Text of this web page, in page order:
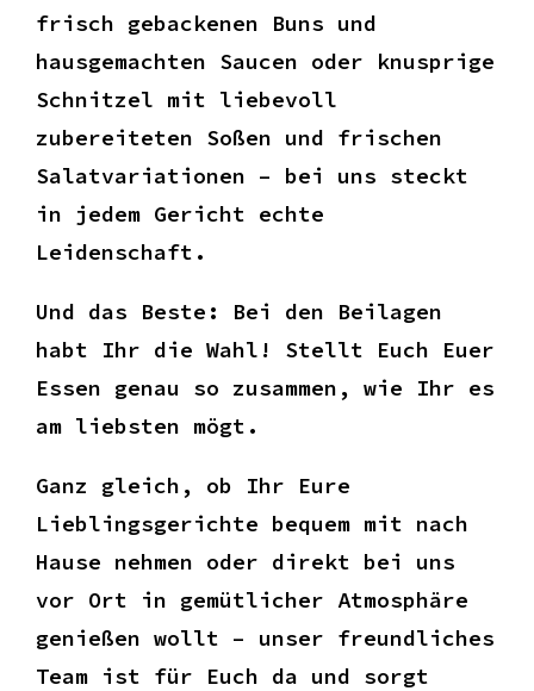
frisch gebackenen Buns und
hausgemachten Saucen oder knusprige
Schnitzel mit liebevoll
zubereiteten Soßen und frischen
Salatvariationen – bei uns steckt
in jedem Gericht echte
Leidenschaft.
Und das Beste: Bei den Beilagen
habt Ihr die Wahl! Stellt Euch Euer
Essen genau so zusammen, wie Ihr es
am liebsten mögt.
Ganz gleich, ob Ihr Eure
Lieblingsgerichte bequem mit nach
Hause nehmen oder direkt bei uns
vor Ort in gemütlicher Atmosphäre
genießen wollt – unser freundliches
Team ist für Euch da und sorgt